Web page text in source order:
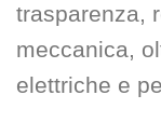
trasparenza,
meccanica,
elettriche e